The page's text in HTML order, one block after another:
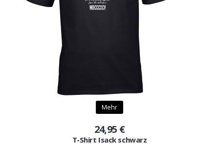
Mehr
24,95 €
T-Shirt Isack schwarz